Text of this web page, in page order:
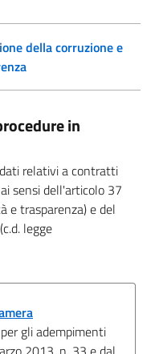
in
relativi a contratti
sensi dell'articolo 37
e trasparenza) e del
legge
gli adempimenti